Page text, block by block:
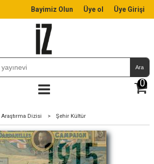
Bayimiz Olun Üye ol Üye Girişi
Ara
0
Dizisi > Şehir Kültür